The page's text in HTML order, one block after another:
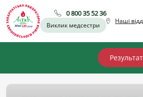
0 800 35 52 36
Виклик медсестри
Наші